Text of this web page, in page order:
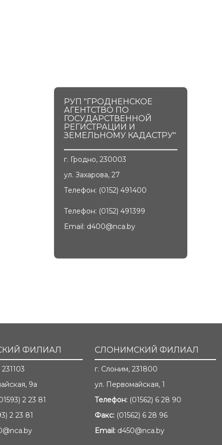
РУП "ГРОДНЕНСКОЕ
АГЕНТСТВО ПО
ГОСУДАРСТВЕННОЙ
РЕГИСТРАЦИИ И
ЗЕМЕЛЬНОМУ КАДАСТРУ"
г. Гродно, 230003
ул. Захарова, 27
Телефон: (0152) 491400
Телефон: (0152) 491399
Email: d400@nca.by
ФИЛИАЛ
9а
2 23 81
2 23 81
СЛОНИМСКИЙ ФИЛИАЛ
г. Слоним, 231800
ул. Первомайская, 1
Телефон: (01562) 6 28 90
Факс: (01562) 6 28 96
Email: d450@nca.by